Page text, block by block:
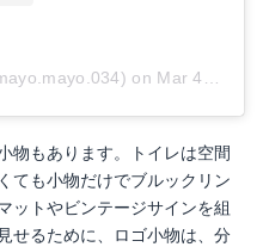
on Mar 4, 2018 at 3:39pm PST
物もあります。トイレは空間
ても小物だけでブルックリン
ットやビンテージサインを組
せるために、ロゴ小物は、分